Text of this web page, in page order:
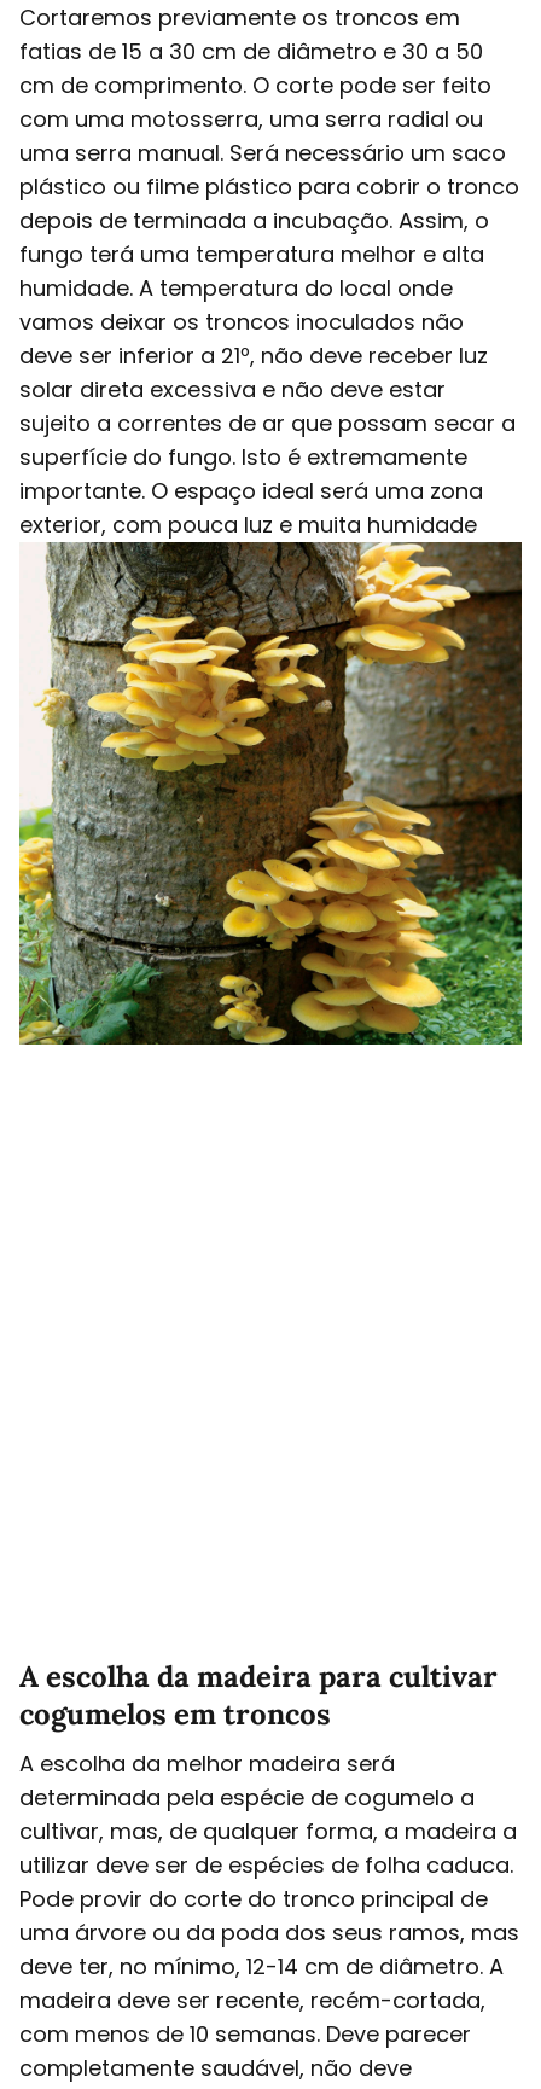
Cortaremos previamente os troncos em
fatias de 15 a 30 cm de diâmetro e 30 a 50
cm de comprimento. O corte pode ser feito
com uma motosserra, uma serra radial ou
uma serra manual. Será necessário um saco
plástico ou filme plástico para cobrir o tronco
depois de terminada a incubação. Assim, o
fungo terá uma temperatura melhor e alta
humidade. A temperatura do local onde
vamos deixar os troncos inoculados não
deve ser inferior a 21º, não deve receber luz
solar direta excessiva e não deve estar
sujeito a correntes de ar que possam secar a
superfície do fungo. Isto é extremamente
importante. O espaço ideal será uma zona
exterior, com pouca luz e muita humidade
A escolha da madeira para cultivar
cogumelos em troncos
A escolha da melhor madeira será
determinada pela espécie de cogumelo a
cultivar, mas, de qualquer forma, a madeira a
utilizar deve ser de espécies de folha caduca.
Pode provir do corte do tronco principal de
uma árvore ou da poda dos seus ramos, mas
deve ter, no mínimo, 12-14 cm de diâmetro. A
madeira deve ser recente, recém-cortada,
com menos de 10 semanas. Deve parecer
completamente saudável, não deve